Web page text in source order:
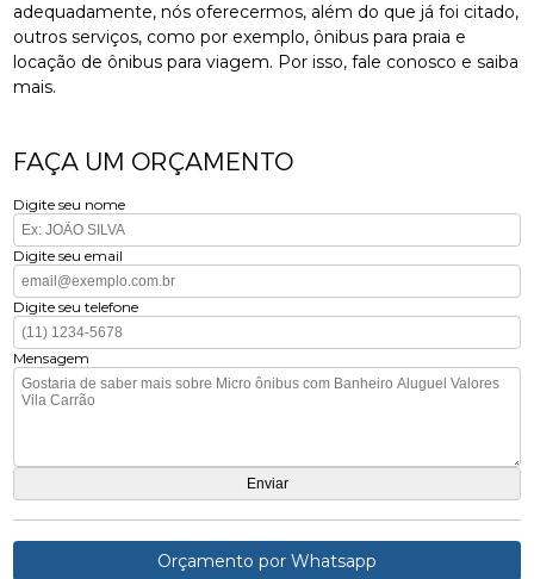
adequadamente, nós oferecermos, além do que já foi citado,
outros serviços, como por exemplo, ônibus para praia e
locação de ônibus para viagem. Por isso, fale conosco e saiba
mais.
FAÇA UM ORÇAMENTO
Digite seu nome
Digite seu email
Digite seu telefone
Mensagem
Orçamento por Whatsapp